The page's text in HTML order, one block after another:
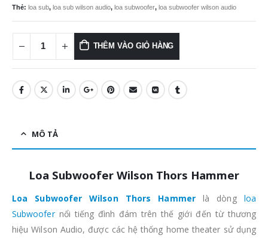
Thẻ: loa sub, loa sub wilson audio, loa subwoofer, loa subwoofer wilson audio
THÊM VÀO GIỎ HÀNG
MÔ TẢ
Loa Subwoofer Wilson Thors Hammer
Loa Subwoofer Wilson Thors Hammerlà dòng loa
Subwoofer nổi tiếng đình đám trên thế giới đến từ thương
hiệu Wilson Audio, được các hệ thống home theater sử dụng